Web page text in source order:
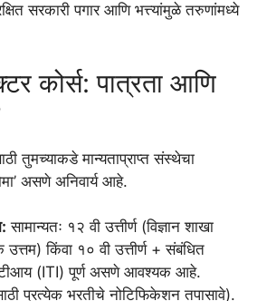
सरकारी पगार आणि भत्त्यांमुळे तरुणांमध्ये
कोर्स: पात्रता आणि
तुमच्याकडे मान्यताप्राप्त संस्थेचा
असणे अनिवार्य आहे.
सामान्यतः १२ वी उत्तीर्ण (विज्ञान शाखा
किंवा १० वी उत्तीर्ण + संबंधित
(ITI) पूर्ण असणे आवश्यक आहे.
प्रत्येक भरतीचे नोटिफिकेशन तपासावे).